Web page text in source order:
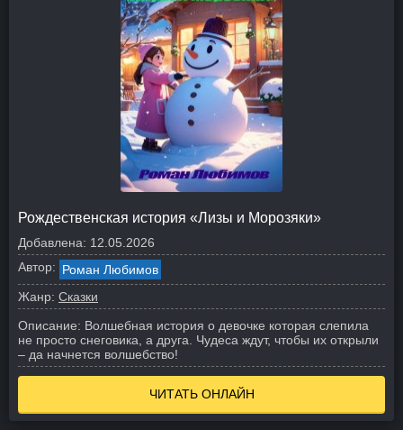
Рождественская история «Лизы и Морозяки»
Добавлена: 12.05.2026
Автор: Роман Любимов
Жанр: Сказки
Описание: Волшебная история о девочке которая слепила
не просто снеговика, а друга. Чудеса ждут, чтобы их открыли
– да начнется волшебство!
ЧИТАТЬ ОНЛАЙН